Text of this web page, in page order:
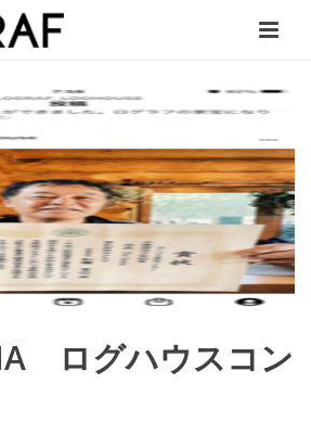
ログハウスコン